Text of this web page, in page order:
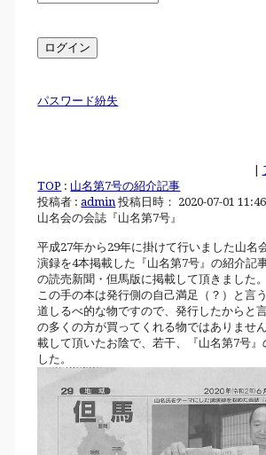
パスワード紛失
TOP : 山名第7号の紹介記事
投稿者 :admin 投稿日時： 2020-07-01
山名会の会誌『山名第7号』
平成27年から29年に掛けて行いました山名
演録を4本掲載した『山名第7号』の紹介記
の読売新聞・但馬版に掲載して頂きました。
この手の本は発行側の自己満足（？）と言
道しるべ的な物ですので、発行したからと
の多くの方が買ってくれる物ではありませ
載して頂いたお陰で、若干、『山名第7号』
した。